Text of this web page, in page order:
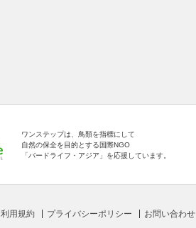
ワンステップは、鳥類を指標にして
自然の保全を目的とする国際NGO
「バードライフ・アジア」を応援しています。
利用規約 プライバシーポリシー お問い合わせ